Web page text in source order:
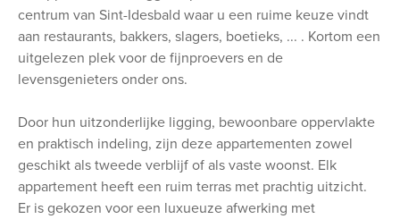
centrum van Sint-Idesbald waar u een ruime keuze vindt
aan restaurants, bakkers, slagers, boetieks, ... . Kortom een
uitgelezen plek voor de fijnproevers en de
levensgenieters onder ons.
Door hun uitzonderlijke ligging, bewoonbare oppervlakte
en praktisch indeling, zijn deze appartementen zowel
geschikt als tweede verblijf of als vaste woonst. Elk
appartement heeft een ruim terras met prachtig uitzicht.
Er is gekozen voor een luxueuze afwerking met